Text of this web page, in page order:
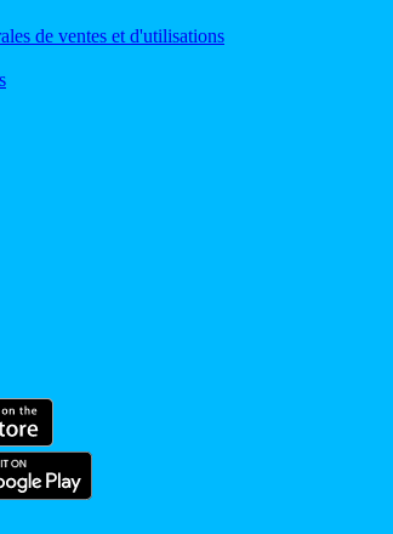
de ventes et d'utilisations